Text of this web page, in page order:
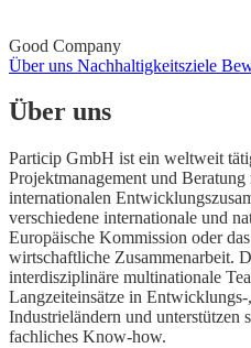
Good Company
Über uns Nachhaltigkeitsziele
Über uns
Particip GmbH ist ein weltweit
Projektmanagement und
internationalen
verschiedene internationale und
Europäische Kommission oder
wirtschaftliche Zusammenarbeit.
interdisziplinäre multinationale
Langzeiteinsätze in
Industrieländern und unterstützen
fachliches Know-how.